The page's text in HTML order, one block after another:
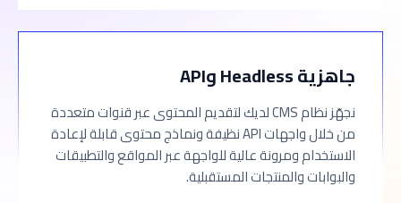
جاهزية Headless وAPI
نجهّز نظام CMS لديك لتقديم المحتوى عبر قنوات متعددة
من خلال واجهات API نظيفة ونماذج محتوى قابلة لإعادة
الاستخدام ومرونة عالية للواجهة عبر المواقع والتطبيقات
والبوابات والمنتجات المستقبلية.